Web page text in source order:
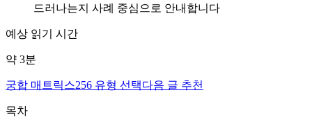
드러나는지 사례 중심으로 안내합니다
예상 읽기 시간
약 3분
궁합 매트릭스256 유형 선택다음 글 추천
목차